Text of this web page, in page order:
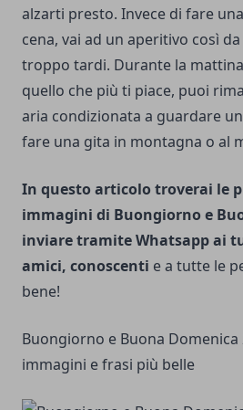
alzarti presto. Invece di fare
cena, vai ad un aperitivo così
troppo tardi. Durante la
quello che più ti piace, puoi
aria condizionata a guardare
fare una gita in montagna o al
In questo articolo troverai le
immagini di Buongiorno e
inviaretramite Whatsappai
amici, conoscenti e a tutte le
bene!
Buongiorno e Buona Domenica
immagini e frasi più belle